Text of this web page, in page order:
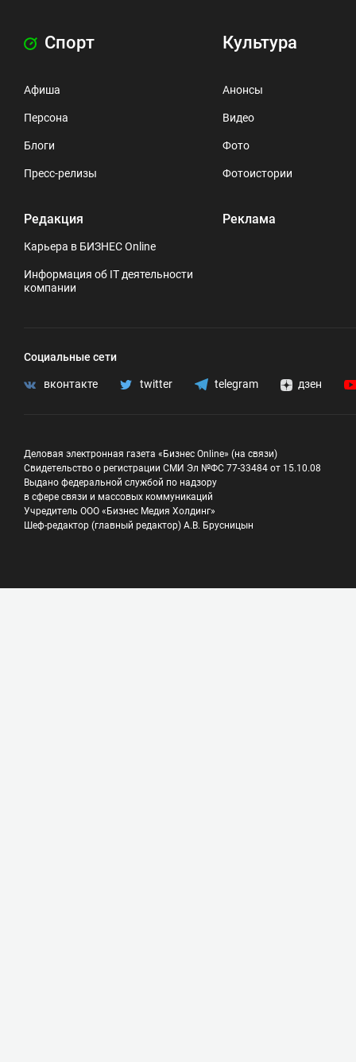
Спорт
Афиша
Персона
Блоги
Пресс-релизы
Редакция
Карьера в БИЗНЕС Online
Информация об IT деятельности
компании
Культура
Анонсы
Видео
Фото
Фотоистории
Реклама
Социальные сети
вконтакте twitter telegram дзен
Деловая электронная газета «Бизнес Online» (на связи)
Свидетельство о регистрации СМИ Эл №ФС 77-33484 от 15.10.08
Выдано федеральной службой по надзору
в сфере связи и массовых коммуникаций
Учредитель ООО «Бизнес Медия Холдинг»
Шеф-редактор (главный редактор) А.В. Брусницын